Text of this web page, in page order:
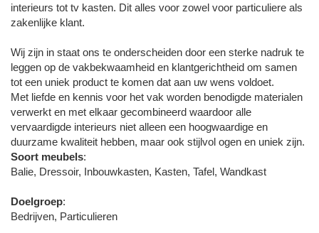
interieurs tot tv kasten. Dit alles voor zowel voor particuliere als
zakenlijke klant.
Wij zijn in staat ons te onderscheiden door een sterke nadruk te
leggen op de vakbekwaamheid en klantgerichtheid om samen
tot een uniek product te komen dat aan uw wens voldoet.
Met liefde en kennis voor het vak worden benodigde materialen
verwerkt en met elkaar gecombineerd waardoor alle
vervaardigde interieurs niet alleen een hoogwaardige en
duurzame kwaliteit hebben, maar ook stijlvol ogen en uniek zijn.
Soort meubels:
Balie, Dressoir, Inbouwkasten, Kasten, Tafel, Wandkast
Doelgroep:
Bedrijven, Particulieren